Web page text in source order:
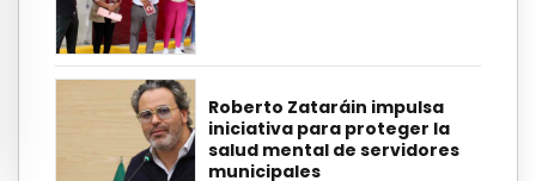
Roberto Zataráin impulsa
iniciativa para proteger la
salud mental de servidores
municipales